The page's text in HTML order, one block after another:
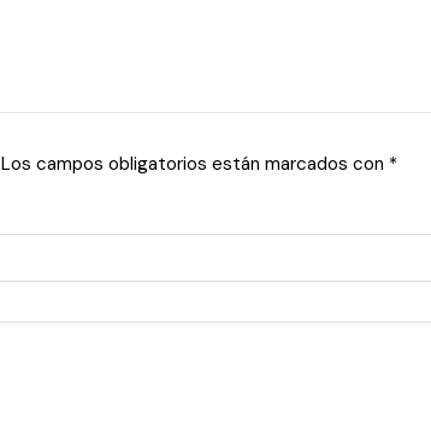
Los campos obligatorios están marcados con *